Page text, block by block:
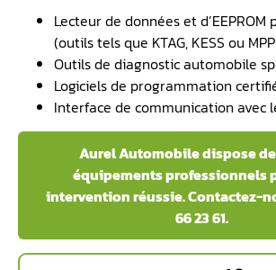
Lecteur de données et d’EEPROM
(outils tels que KTAG, KESS ou
Outils de diagnostic automobile
Logiciels de programmation
Interface de communication avec
Aurel Automobile dispose
équipements professionnels
intervention réussie. Contactez-
66 23 61.